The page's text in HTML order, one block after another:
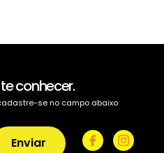
conhecer.
se no campo abaixo
Enviar